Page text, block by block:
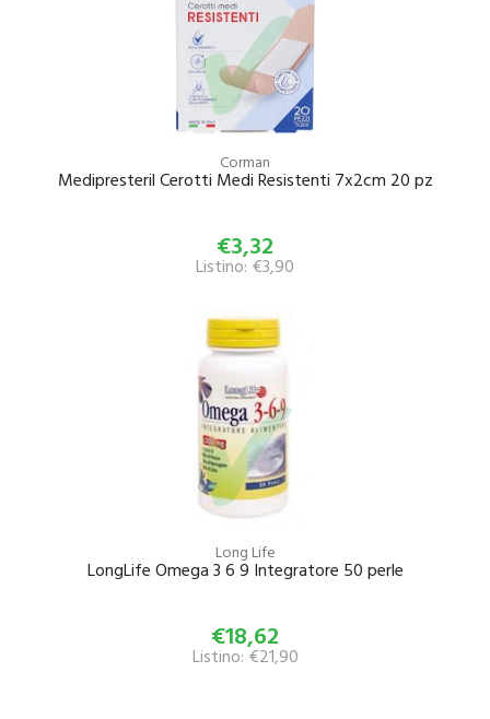
Corman
Medipresteril Cerotti Medi Resistenti 7x2cm 20 pz
€3,32
Listino: €3,90
Long Life
LongLife Omega 3 6 9 Integratore 50 perle
€18,62
Listino: €21,90